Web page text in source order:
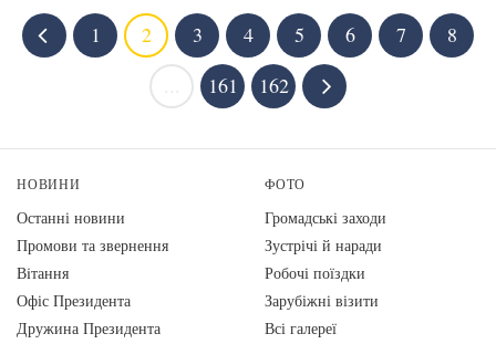
1 2 3 4 5 6 7
8
161 162
НОВИНИ
Останні новини
Промови та звернення
Вiтання
Офіс Президента
Дружина Президента
ФОТО
Громадські заходи
Зустрічі й наради
Робочі поїздки
Зарубіжні візити
Всі галереї